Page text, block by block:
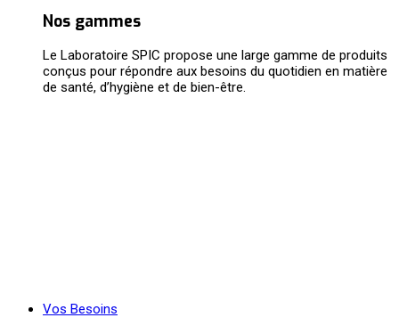
Nos gammes
Le Laboratoire SPIC propose une large gamme de produits
conçus pour répondre aux besoins du quotidien en matière
de santé, d’hygiène et de bien-être.
Vos Besoins